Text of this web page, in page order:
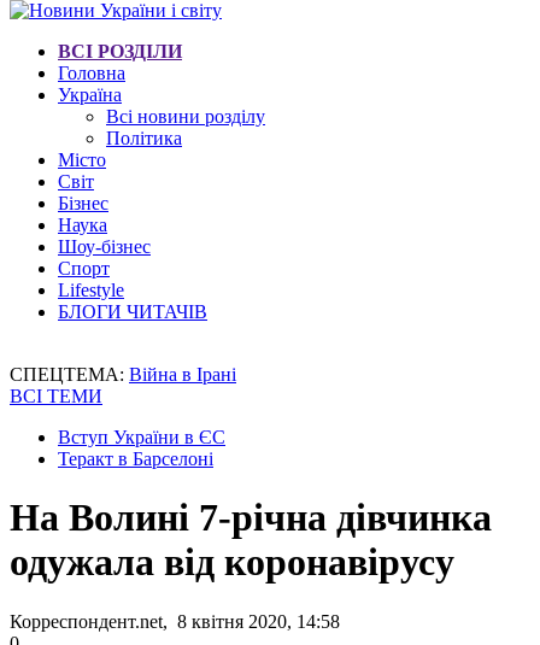
ВСІ РОЗДІЛИ
Головна
Україна
Всі новини розділу
Політика
Місто
Світ
Бізнес
Наука
Шоу-бізнес
Спорт
Lifestyle
БЛОГИ ЧИТАЧІВ
СПЕЦТЕМА: Війна в Ірані
ВСІ ТЕМИ
Вступ України в ЄС
Теракт в Барселоні
На Волині 7-річна дівчинка
одужала від коронавірусу
Корреспондент.net, 8 квітня 2020, 14:58